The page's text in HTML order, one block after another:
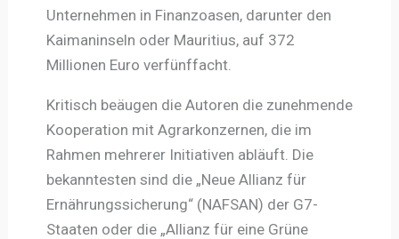
Unternehmen in Finanzoasen, darunter den
Kaimaninseln oder Mauritius, auf 372
Millionen Euro verfünffacht.
Kritisch beäugen die Autoren die zunehmende
Kooperation mit Agrarkonzernen, die im
Rahmen mehrerer Initiativen abläuft. Die
bekanntesten sind die „Neue Allianz für
Ernährungssicherung“ (NAFSAN) der G7-
Staaten oder die „Allianz für eine Grüne